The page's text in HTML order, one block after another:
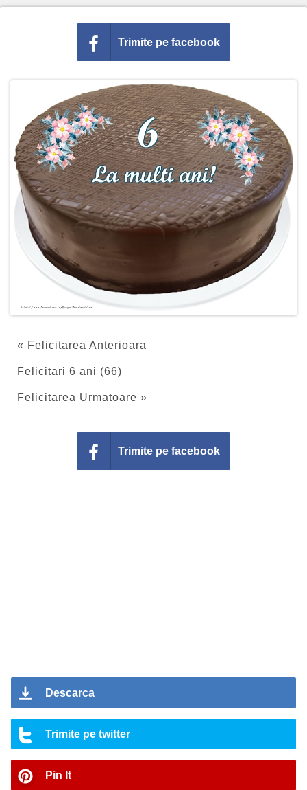
Trimite pe facebook
« Felicitarea Anterioara
Felicitari 6 ani (66)
Felicitarea Urmatoare »
Trimite pe facebook
Descarca
Trimite pe twitter
Pin It